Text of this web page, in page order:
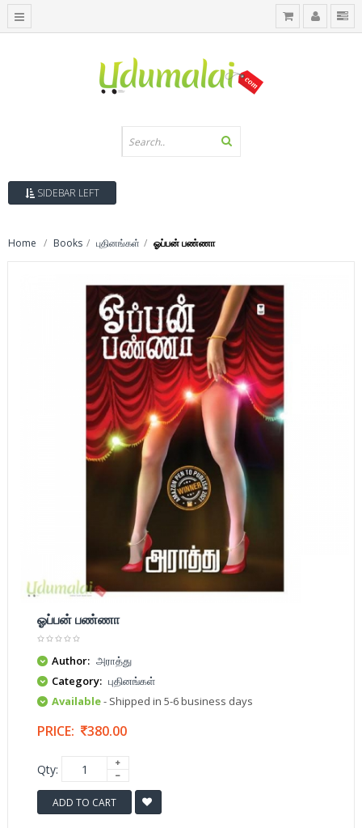
SIDEBAR LEFT
Home Books புதினங்கள் ஓப்பன் பண்ணா
ஓப்பன் பண்ணா
Author: அராத்து
Category: புதினங்கள்
Available- Shipped in 5-6 business days
PRICE: 380.00
Qty:
ADD TO CART